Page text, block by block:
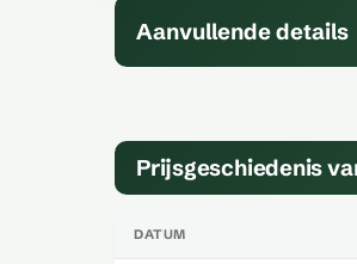
Aanvullende details
Prijsgeschiedenis
DATUM